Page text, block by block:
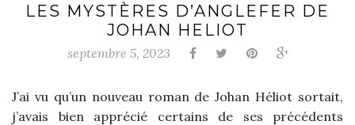
LES MYSTÈRES D’ANGLEFER DE
JOHAN HELIOT
septembre 5, 2023
J’ai vu qu’un nouveau roman de Johan Héliot sortait,
j’avais bien apprécié certains de ses précédents